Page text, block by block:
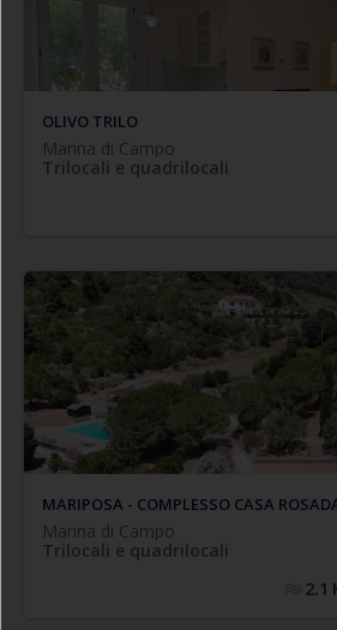
OLIVO TRILO
Marina di Campo
Trilocali e quadrilocali
composto da
finestra, camera matrimoniale +
MARIPOSA - COMPLESSO CASA
Marina di Campo
Trilocali e quadrilocali
2.1
legante appartamento di tipologia
piano superiore della villa,
divano letto matrimoniale,
camera matrimoniale ed
TV - terrazza - uso
internet WI-FI
. 4/